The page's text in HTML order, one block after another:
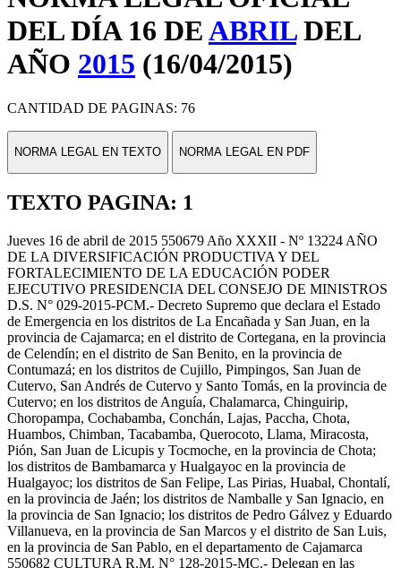
DEL DÍA 16 DEABRILDEL
AÑO 2015 (16/04/2015)
CANTIDAD DE PAGINAS: 76
NORMA LEGAL EN TEXTO NORMA LEGAL EN PDF
TEXTO PAGINA: 1
Jueves 16 de abril de 2015 550679 Año XXXII - Nº 13224 AÑO
DE LA DIVERSIFICACIÓN PRODUCTIVA Y DEL
FORTALECIMIENTO DE LA EDUCACIÓN PODER
EJECUTIVO PRESIDENCIA DEL CONSEJO DE MINISTROS
D.S. N° 029-2015-PCM.- Decreto Supremo que declara el Estado
de Emergencia en los distritos de La Encañada y San Juan, en la
provincia de Cajamarca; en el distrito de Cortegana, en la provincia
de Celendín; en el distrito de San Benito, en la provincia de
Contumazá; en los distritos de Cujillo, Pimpingos, San Juan de
Cutervo, San Andrés de Cutervo y Santo Tomás, en la provincia de
Cutervo; en los distritos de Anguía, Chalamarca, Chinguirip,
Choropampa, Cochabamba, Conchán, Lajas, Paccha, Chota,
Huambos, Chimban, Tacabamba, Querocoto, Llama, Miracosta,
Pión, San Juan de Licupis y Tocmoche, en la provincia de Chota;
los distritos de Bambamarca y Hualgayoc en la provincia de
Hualgayoc; los distritos de San Felipe, Las Pirias, Huabal, Chontalí,
en la provincia de Jaén; los distritos de Namballe y San Ignacio, en
la provincia de San Ignacio; los distritos de Pedro Gálvez y Eduardo
Villanueva, en la provincia de San Marcos y el distrito de San Luis,
en la provincia de San Pablo, en el departamento de Cajamarca
550682 CULTURA R.M. N° 128-2015-MC.- Delegan en las